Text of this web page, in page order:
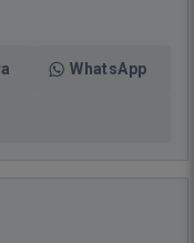
WhatsApp